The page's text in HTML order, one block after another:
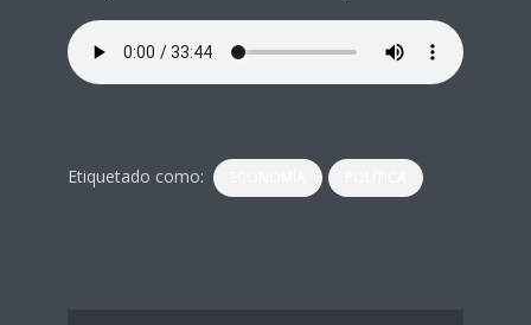
Etiquetado como: